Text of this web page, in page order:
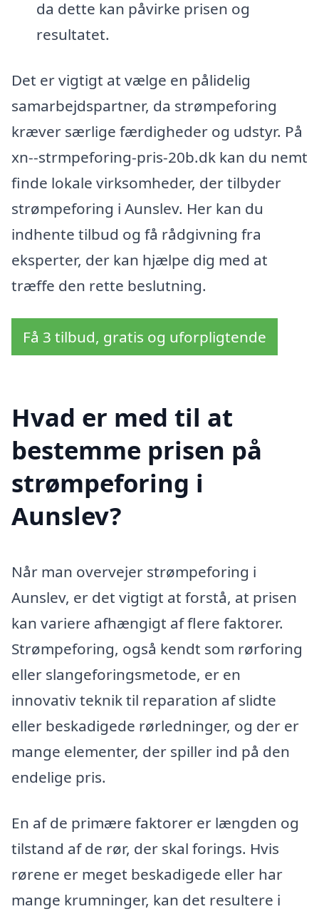
da dette kan påvirke prisen og
resultatet.
Det er vigtigt at vælge en pålidelig
samarbejdspartner, da strømpeforing
kræver særlige færdigheder og udstyr. På
xn--strmpeforing-pris-20b.dk kan du nemt
finde lokale virksomheder, der tilbyder
strømpeforing i Aunslev. Her kan du
indhente tilbud og få rådgivning fra
eksperter, der kan hjælpe dig med at
træffe den rette beslutning.
Få 3 tilbud, gratis og uforpligtende
Hvad er med til at
bestemme prisen på
strømpeforing i
Aunslev?
Når man overvejer strømpeforing i
Aunslev, er det vigtigt at forstå, at prisen
kan variere afhængigt af flere faktorer.
Strømpeforing, også kendt som rørforing
eller slangeforingsmetode, er en
innovativ teknik til reparation af slidte
eller beskadigede rørledninger, og der er
mange elementer, der spiller ind på den
endelige pris.
En af de primære faktorer er længden og
tilstand af de rør, der skal forings. Hvis
rørene er meget beskadigede eller har
mange krumninger, kan det resultere i